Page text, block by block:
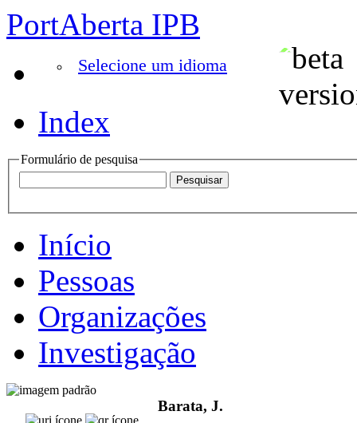
PortAberta IPB
Selecione um idioma
Index
Formulário de pesquisa
Início
Pessoas
Organizações
Investigação
Barata, J.